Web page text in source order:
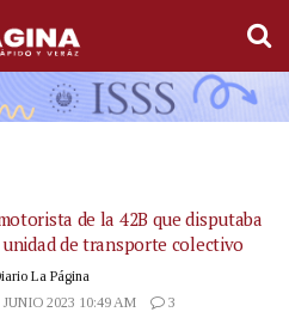
de la 42B que disputaba
de transporte colectivo
La Página
2023 10:49 AM
3